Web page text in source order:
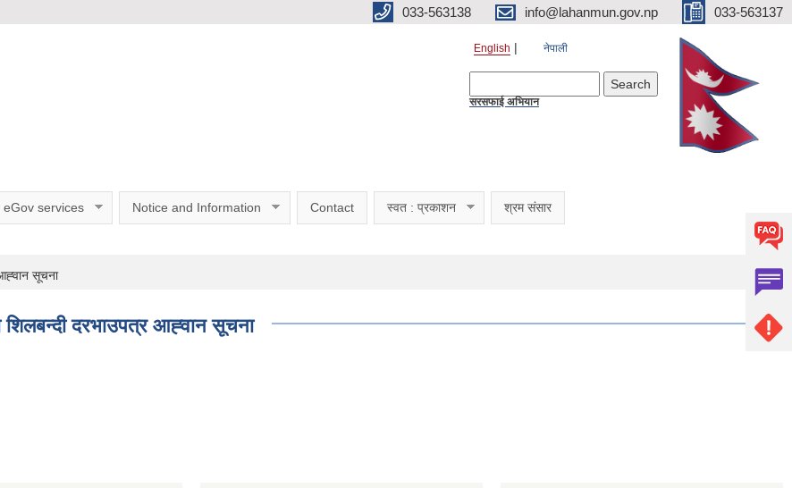
033-563138 info@lahanmun.gov.np 033-563137
English नेपाली
सरसफाई अभियान
eGov services Notice and Information Contact स्वत : प्रकाशन श्रम संसार
सूचना
दरभाउपत्र आह्‍वान सूचना